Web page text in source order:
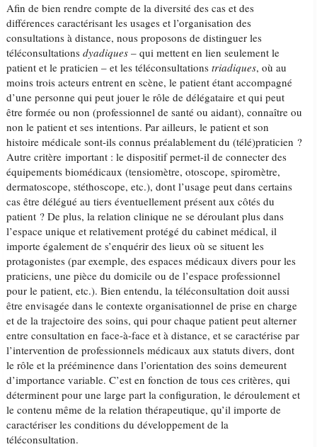
Afin de bien rendre compte de la diversité des cas et des
différences caractérisant les usages et l’organisation des
consultations à distance, nous proposons de distinguer les
téléconsultationsdyadiques– qui mettent en lien seulement le
patient et le praticien – et les téléconsultationstriadiques, où au
moins trois acteurs entrent en scène, le patient étant accompagné
d’une personne qui peut jouer le rôle de délégataire et qui peut
être formée ou non (professionnel de santé ou aidant), connaître ou
non le patient et ses intentions. Par ailleurs, le patient et son
histoire médicale sont-ils connus préalablement du (télé)praticien ?
Autre critère important : le dispositif permet-il de connecter des
équipements biomédicaux (tensiomètre, otoscope, spiromètre,
dermatoscope, stéthoscope, etc.), dont l’usage peut dans certains
cas être délégué au tiers éventuellement présent aux côtés du
patient ? De plus, la relation clinique ne se déroulant plus dans
l’espace unique et relativement protégé du cabinet médical, il
importe également de s’enquérir des lieux où se situent les
protagonistes (par exemple, des espaces médicaux divers pour les
praticiens, une pièce du domicile ou de l’espace professionnel
pour le patient, etc.). Bien entendu, la téléconsultation doit aussi
être envisagée dans le contexte organisationnel de prise en charge
et de la trajectoire des soins, qui pour chaque patient peut alterner
entre consultation en face-à-face et à distance, et se caractérise par
l’intervention de professionnels médicaux aux statuts divers, dont
le rôle et la prééminence dans l’orientation des soins demeurent
d’importance variable. C’est en fonction de tous ces critères, qui
déterminent pour une large part la configuration, le déroulement et
le contenu même de la relation thérapeutique, qu’il importe de
caractériser les conditions du développement de la
téléconsultation.